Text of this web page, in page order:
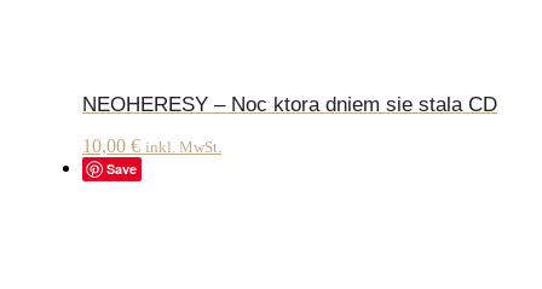
NEOHERESY – Noc ktora dniem sie stala CD
10,00 € inkl. MwSt.
Save